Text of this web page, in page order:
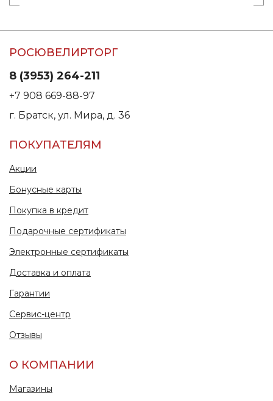
РОСЮВЕЛИРТОРГ
8 (3953) 264-211
+7 908 669-88-97
г. Братск, ул. Мира, д. 36
ПОКУПАТЕЛЯМ
Акции
Бонусные карты
Покупка в кредит
Подарочные сертификаты
Электронные сертификаты
Доставка и оплата
Гарантии
Сервис-центр
Отзывы
О КОМПАНИИ
Магазины